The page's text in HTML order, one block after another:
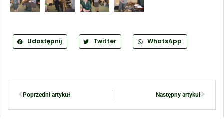
Udostępnij Twitter WhatsApp
Poprzedni artykuł Następny artykuł